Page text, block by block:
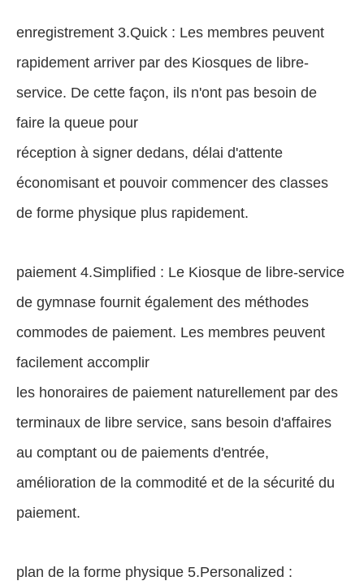
enregistrement 3.Quick : Les membres peuvent
rapidement arriver par des Kiosques de libre-
service. De cette façon, ils n'ont pas besoin de
faire la queue pour
réception à signer dedans, délai d'attente
économisant et pouvoir commencer des classes
de forme physique plus rapidement.
paiement 4.Simplified : Le Kiosque de libre-service
de gymnase fournit également des méthodes
commodes de paiement. Les membres peuvent
facilement accomplir
les honoraires de paiement naturellement par des
terminaux de libre service, sans besoin d'affaires
au comptant ou de paiements d'entrée,
amélioration de la commodité et de la sécurité du
paiement.
plan de la forme physique 5.Personalized :